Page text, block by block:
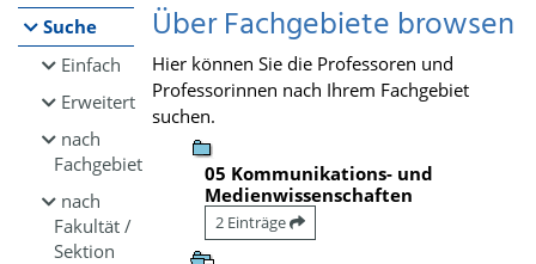
Suche
Einfach
Erweitert
nach
Fachgebiet
nach
Fakultät /
Sektion
Über Fachgebiete browsen
Hier können Sie die Professoren und
Professorinnen nach Ihrem Fachgebiet
suchen.
05 Kommunikations- und
Medienwissenschaften
2 Einträge